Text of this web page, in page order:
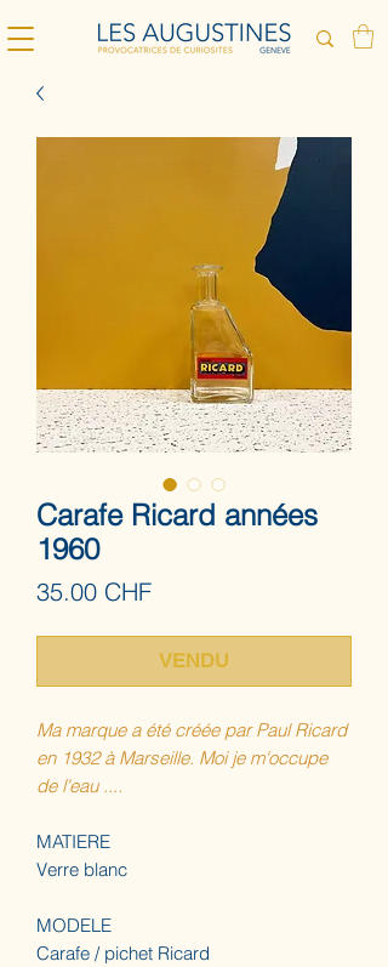
Carafe Ricard années
1960
35.00 CHFPrix
VENDU
Ma marque a été créée par Paul Ricard
en 1932 à Marseille. Moi je m'occupe
de l'eau ....
MATIERE
Verre blanc
MODELE
Carafe / pichet Ricard